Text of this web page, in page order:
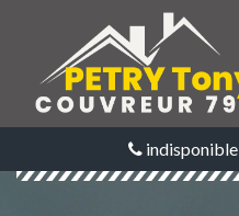
indisponible